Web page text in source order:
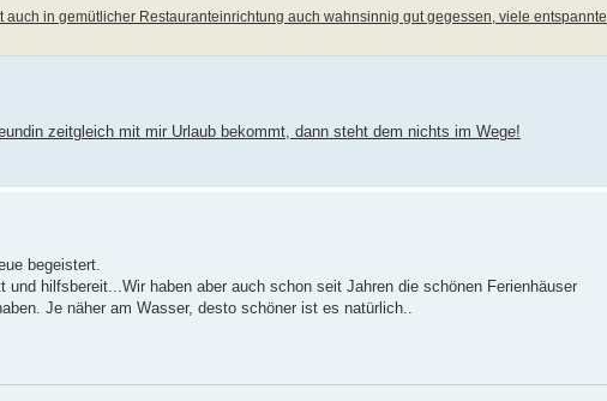
in gemütlicher Restauranteinrichtung auch wahnsinnig gut gegessen, viele entspannte
zeitgleich mit mir Urlaub bekommt, dann steht dem nichts im Wege!
begeistert.
hilfsbereit...Wir haben aber auch schon seit Jahren die schönen Ferienhäuser
Je näher am Wasser, desto schöner ist es natürlich..